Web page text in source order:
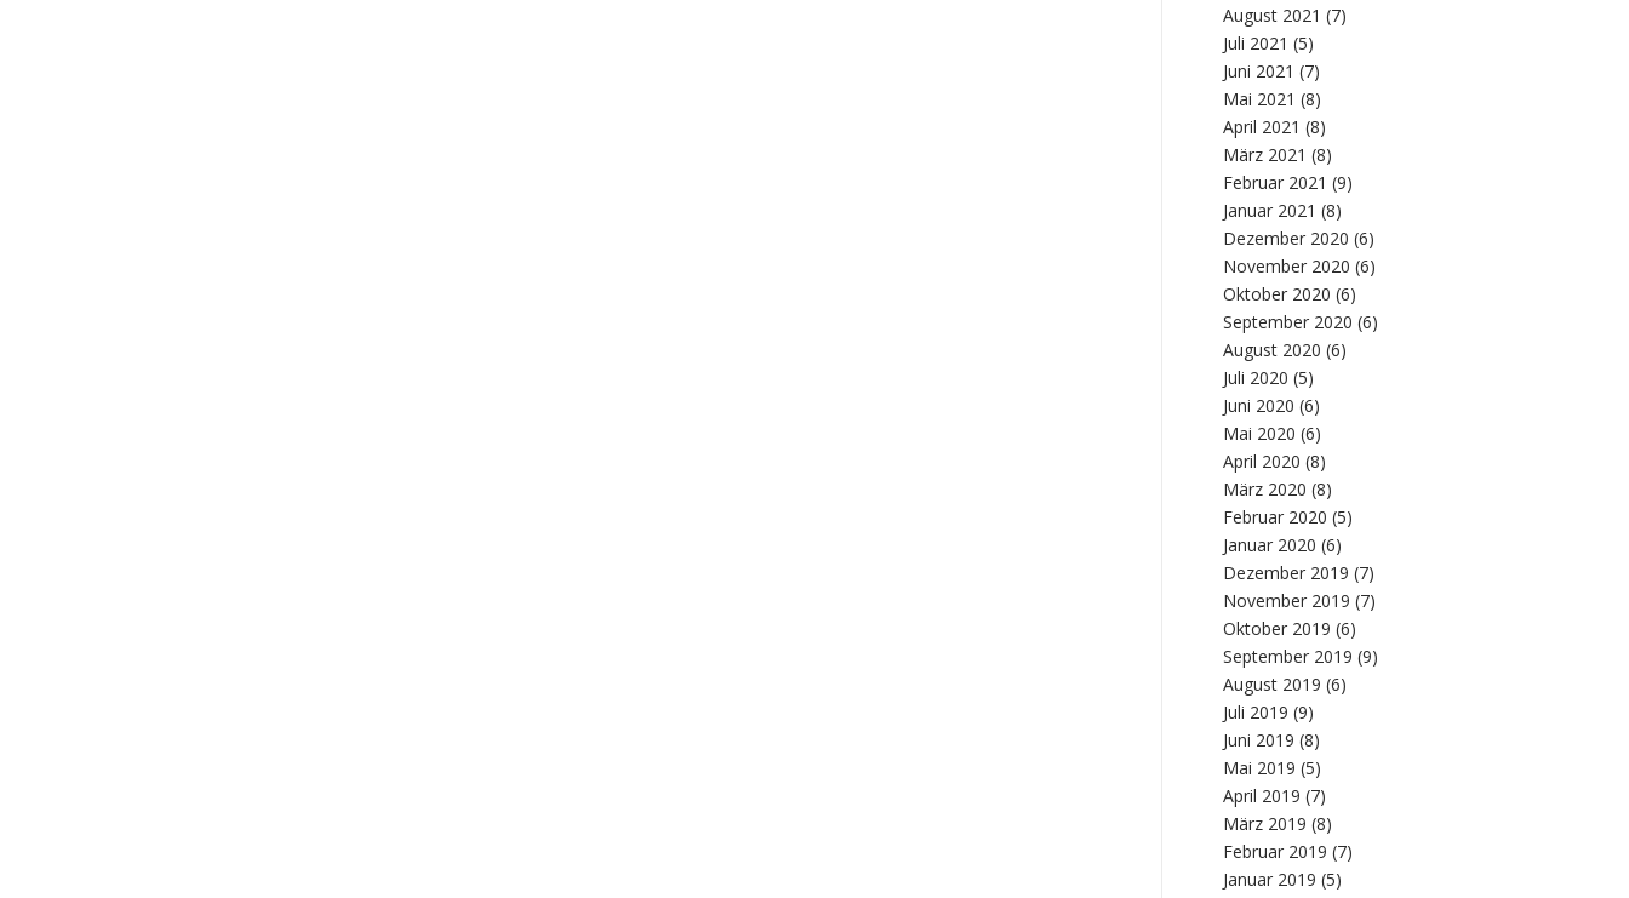
August 2021 (7)
Juli 2021 (5)
Juni 2021 (7)
Mai 2021 (8)
April 2021 (8)
März 2021 (8)
Februar 2021 (9)
Januar 2021 (8)
Dezember 2020 (6)
November 2020 (6)
Oktober 2020 (6)
September 2020 (6)
August 2020 (6)
Juli 2020 (5)
Juni 2020 (6)
Mai 2020 (6)
April 2020 (8)
März 2020 (8)
Februar 2020 (5)
Januar 2020 (6)
Dezember 2019 (7)
November 2019 (7)
Oktober 2019 (6)
September 2019 (9)
August 2019 (6)
Juli 2019 (9)
Juni 2019 (8)
Mai 2019 (5)
April 2019 (7)
März 2019 (8)
Februar 2019 (7)
Januar 2019 (5)